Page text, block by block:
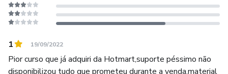
1 19/09/2022
Pior curso que já adquiri da Hotmart,suporte péssimo não
disponibilizou tudo que prometeu durante a venda,material